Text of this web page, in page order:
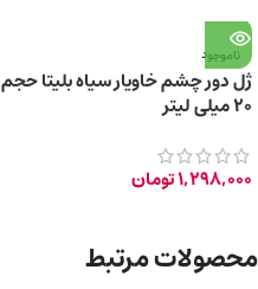
ناموجود
ژل دور چشم خاویار سیاه بلیتا حجم
۲۰ میلی لیتر
1,298,000تومان
محصولات مرتبط